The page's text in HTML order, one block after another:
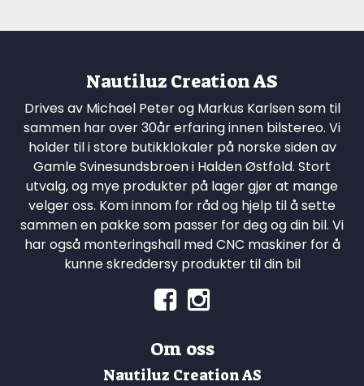
Nautiluz Creation AS
Drives av Michael Peter og Markus Karlsen som til
sammen har over 30år erfaring innen bilstereo. Vi
holder til i store butikklokaler på norske siden av
Gamle Svinesundsbroen i Halden Østfold. Stort
utvalg, og mye produkter på lager gjør at mange
velger oss. Kom innom for råd og hjelp til å sette
sammen en pakke som passer for deg og din bil. Vi
har også monteringshall med CNC maskiner for å
kunne skreddersy produkter til din bil
Om oss
Nautiluz Creation AS